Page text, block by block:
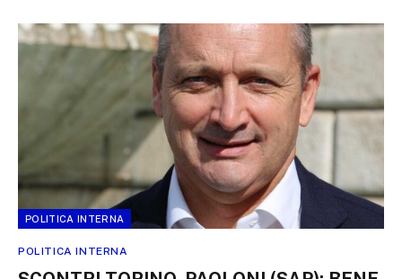
POLITICA INTERNA
POLITICA INTERNA